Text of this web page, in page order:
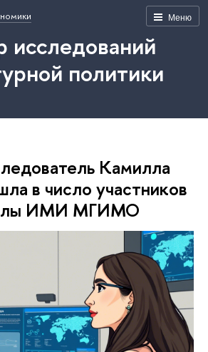
Меню
исследований
политики
Камилла
в число участников
ИМИ МГИМО